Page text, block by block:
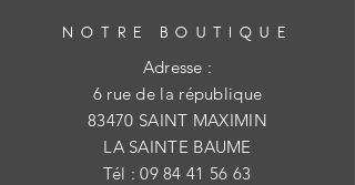
NOTRE BOUTIQUE
Adresse :
6 rue de la république
83470 SAINT MAXIMIN
LA SAINTE BAUME
Tél :09 84 41 56 63